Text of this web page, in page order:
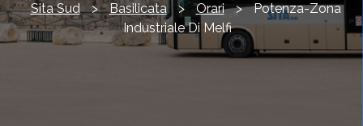
Sita Sud > Basilicata > Orari > Potenza-Zona
Industriale Di Melfi